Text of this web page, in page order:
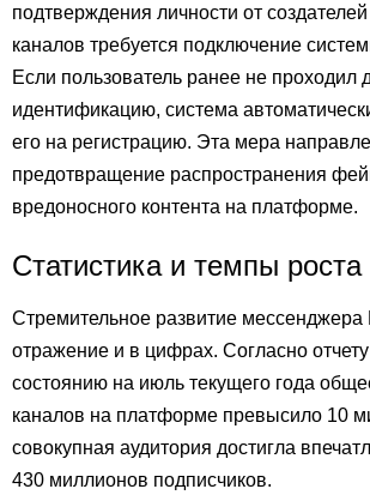
подтверждения личности от
каналов требуется подключение
Если пользователь ранее не проходил
идентификацию, система
его на регистрацию. Эта мера
предотвращение распространения
вредоносного контента на платформе.
Статистика и темпы роста
Стремительное развитие мессенджера
отражение и в цифрах. Согласно
состоянию на июль текущего года
каналов на платформе превысило 10
совокупная аудитория достигла
430 миллионов подписчиков.